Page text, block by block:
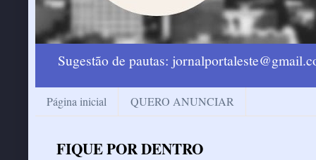
Sugestão de pautas:
Página inicial QUERO ANUNCIAR
FIQUE POR DENTRO